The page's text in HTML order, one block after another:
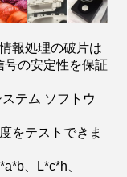
報処理の破片は
の安定性を保証
テム ソフトウ
をテストできま
、L*c*h、